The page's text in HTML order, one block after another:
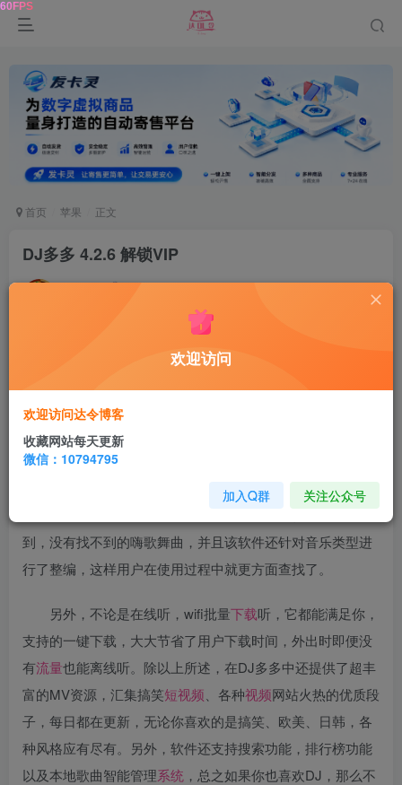
首页 苹果 正文
DJ多多 4.2.6 解锁VIP
达令 关注
DJ多多苹果版4.2.6ipa是一款专为DJ爱好者打造的
播放器，这里不仅资源丰富，而且使用简单，其中在资源丰
富这块涵盖了中文DJ舞曲、英文DJ舞曲、3D环绕舞曲，日
韩舞曲、车载、夜店、苏荷、喊麦、电音DJ、节奏、
Remix、网络DJ、网络红歌等等，在这里可谓是只有你想不
到，没有找不到的嗨歌舞曲，并且该软件还针对音乐类型进
行了整编，这样用户在使用过程中就更方面查找了。
另外，不论是在线听，wifi批量下载听，它都能满足你，
支持的一键下载，大大节省了用户下载时间，外出时即便没
有流量也能离线听。除以上所述，在DJ多多中还提供了超丰
富的MV资源，汇集搞笑短视频 、各种视频网站火热的优质段
子，每日都在更新，无论你喜欢的是搞笑、欧美、日韩，各
种风格应有尽有。另外，软件还支持搜索功能，排行榜功能
以及本地歌曲智能管理系统 ，总之如果你也喜欢DJ，那么不
欢迎访问
欢迎访问达令博客
收藏网站每天更新
微信：10794795
加入Q群 关注公众号